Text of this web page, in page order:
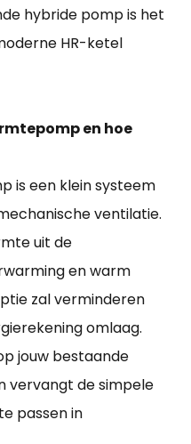
hybride pomp is het
HR-ketel
en hoe
is een klein systeem
ventilatie.
uit de
en warm
zal verminderen
omlaag.
jouw bestaande
vervangt de simpele
passen in